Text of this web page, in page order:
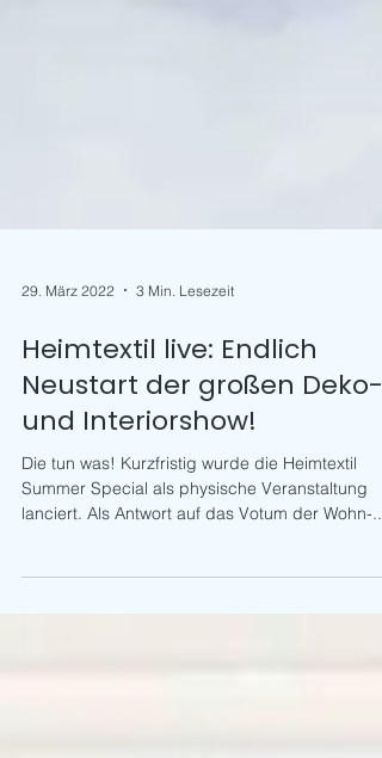
29. März 2022 3 Min. Lesezeit
Heimtextil live: Endlich
Neustart der großen Deko-
und Interiorshow!
Die tun was! Kurzfristig wurde die Heimtextil